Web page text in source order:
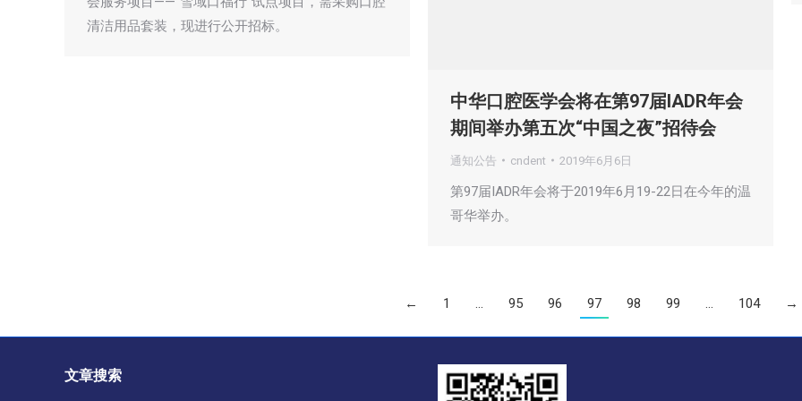
清洁用品套装，现进行公开招标。
中华口腔医学会将在第97届IADR年会
期间举办第五次“中国之夜”招待会
通知公告 cndent 2019年6月6日
第97届IADR年会将于2019年6月19-22日在今年的温
哥华举办。
← 1 … 95 96 97 98 99 … 104 →
文章搜索